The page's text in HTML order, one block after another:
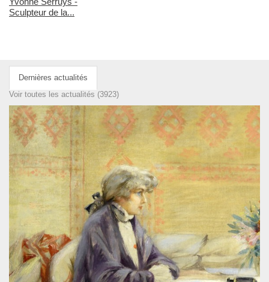
Sculpteur de la...
Dernières actualités
Voir toutes les actualités (3923)